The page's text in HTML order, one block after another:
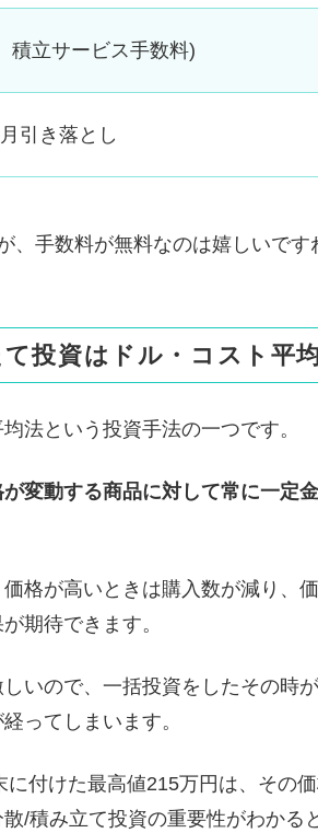
積立サービス手数料)
引き落とし
、手数料が無料なのは嬉しいです
投資はドル・コスト平
法という投資手法の一つです。
が変動する商品に対して常に一定
格が高いときは購入数が減り、
期待できます。
いので、一括投資をしたその時
ってしまいます。
付けた最高値215万円は、その
/積み立て投資の重要性がわかる